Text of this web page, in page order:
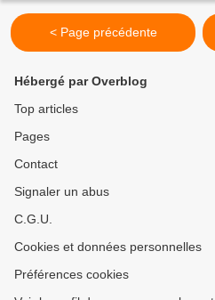
< Page précédente
Hébergé par Overblog
Top articles
Pages
Contact
Signaler un abus
C.G.U.
Cookies et données personnelles
Préférences cookies